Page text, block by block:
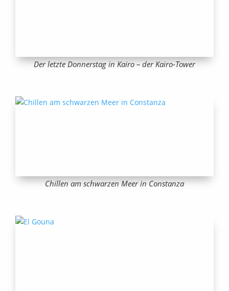
Der letzte Donnerstag in Kairo – der Kairo-Tower
Chillen am schwarzen Meer in Constanza